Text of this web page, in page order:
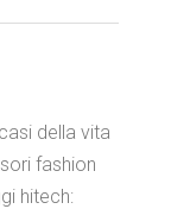
della vita
fashion
hitech: